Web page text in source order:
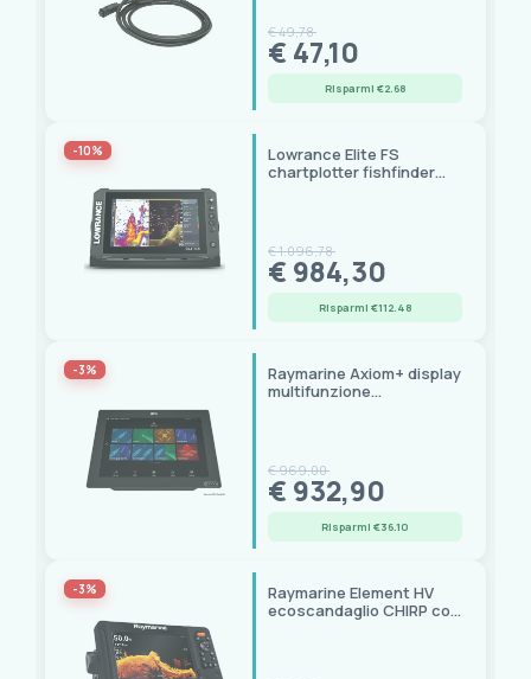
€ 49,78
€ 47,10
Risparmi €2.68
-10%
Lowrance Elite FS
chartplotter fishfinder
€ 1.096,78
€ 984,30
Risparmi €112.48
-3%
Raymarine Axiom+ display
multifunzione
€ 969,00
€ 932,90
Risparmi €36.10
-3%
Raymarine Element HV
ecoscandaglio CHIRP con